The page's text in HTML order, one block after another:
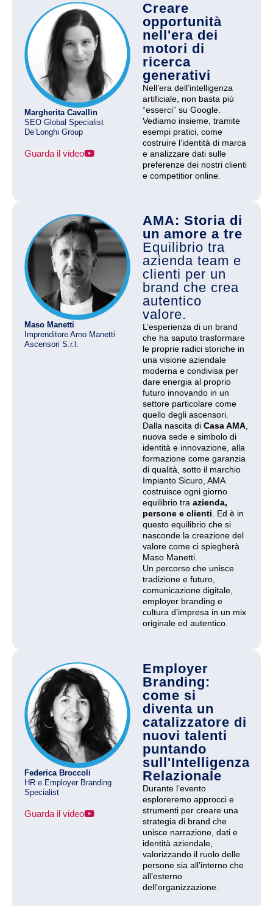
Margherita Cavallin
SEO Global Specialist
De’Longhi Group
Guarda il video
Creare
opportunità
nell'era dei
motori di
ricerca
generativi
Nell’era dell’intelligenza
artificiale, non basta più
“esserci” su Google.
Vediamo insieme, tramite
esempi pratici, come
costruire l’identità di marca
e analizzare dati sulle
preferenze dei nostri clienti
e competitior online.
Maso Manetti
Imprenditore Arno Manetti
Ascensori S.r.l.
AMA: Storia di
un amore a tre
Equilibrio tra
azienda team e
clienti per un
brand che crea
autentico
valore.
L’esperienza di un brand
che ha saputo trasformare
le proprie radici storiche in
una visione aziendale
moderna e condivisa per
dare energia al proprio
futuro innovando in un
settore particolare come
quello degli ascensori.
Dalla nascita di Casa AMA,
nuova sede e simbolo di
identità e innovazione, alla
formazione come garanzia
di qualità, sotto il marchio
Impianto Sicuro, AMA
costruisce ogni giorno
equilibrio tra azienda,
persone e clienti. Ed è in
questo equilibrio che si
nasconde la creazione del
valore come ci spiegherà
Maso Manetti.
Un percorso che unisce
tradizione e futuro,
comunicazione digitale,
employer branding e
cultura d’impresa in un mix
originale ed autentico.
Federica Broccoli
HR e Employer Branding
Specialist
Guarda il video
Employer
Branding:
come si
diventa un
catalizzatore di
nuovi talenti
puntando
sull'Intelligenza
Relazionale
Durante l’evento
esploreremo approcci e
strumenti per creare una
strategia di brand che
unisce narrazione, dati e
identità aziendale,
valorizzando il ruolo delle
persone sia all’interno che
all’esterno
dell’organizzazione.